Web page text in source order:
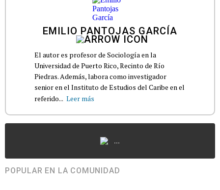
EMILIO PANTOJAS GARCÍA
El autor es profesor de Sociología en la
Universidad de Puerto Rico, Recinto de Río
Piedras. Además, labora como investigador
senior en el Instituto de Estudios del Caribe en el
referido... Leer más
...
POPULAR EN LA COMUNIDAD